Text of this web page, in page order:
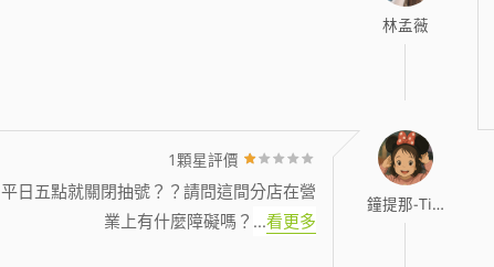
林孟薇
鐘提那-Tina
1顆星評價
平日五點就關閉抽號？？請問這間分店在營
業上有什麼障礙嗎？ ...看更多